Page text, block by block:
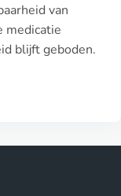
van
medicatie
blijft geboden.